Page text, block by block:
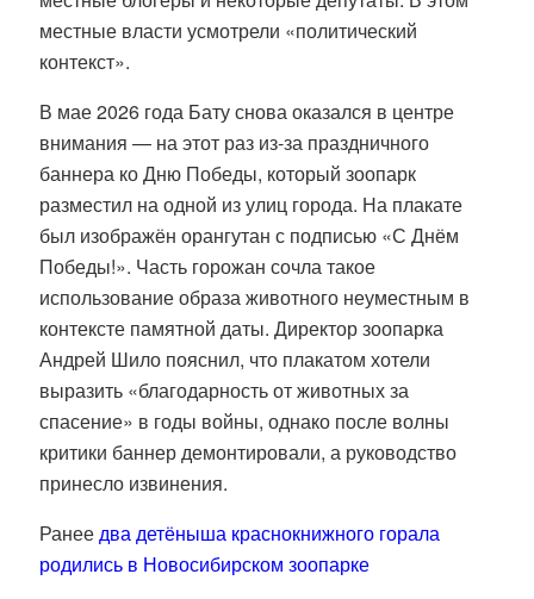
местные власти усмотрели «политический
контекст».
В мае 2026 года Бату снова оказался в центре
внимания — на этот раз из-за праздничного
баннера ко Дню Победы, который зоопарк
разместил на одной из улиц города. На плакате
был изображён орангутан с подписью «С Днём
Победы!». Часть горожан сочла такое
использование образа животного неуместным в
контексте памятной даты. Директор зоопарка
Андрей Шило пояснил, что плакатом хотели
выразить «благодарность от животных за
спасение» в годы войны, однако после волны
критики баннер демонтировали, а руководство
принесло извинения.
Ранеедва детёныша краснокнижного горала
родились в Новосибирском зоопарке